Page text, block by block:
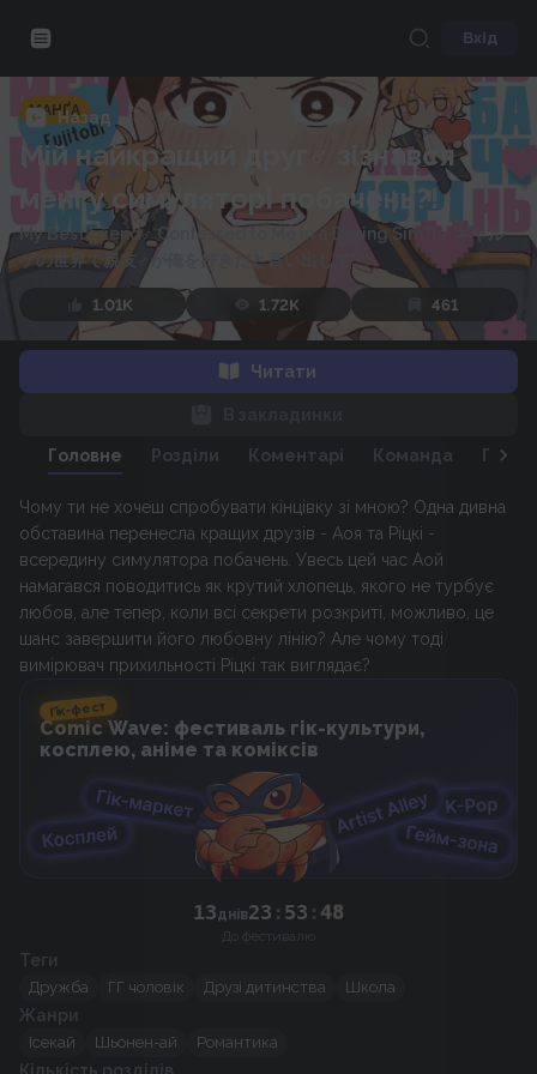
Вхід
Назад
МАНҐА
Мій найкращий друг♂ зізнався
мені у симуляторі побачень?!
My Best Friend♂ Confessed to Me in a Dating Sim?!
ギャル
ゲの世界で親友♂が俺を好きだと言い出して!?
1.01K 1.72K 461
Читати
Головне Розділи Коментарі Команда
Чому ти не хочеш спробувати кінцівку зі мною? Одна дивна
обставина перенесла кращих друзів - Аоя та Ріцкі -
всередину симулятора побачень. Увесь цей час Аой
намагався поводитись як крутий хлопець, якого не турбує
любов, але тепер, коли всі секрети розкриті, можливо, це
шанс завершити його любовну лінію? Але чому тоді
вимірювач прихильності Ріцкі так виглядає?
Гік-фест
Comic Wave: фестиваль гік-культури,
косплею, аніме та коміксів
13днів23 : 53 : 48
До фестивалю
Теги
Дружба ГГ чоловік Друзі дитинства Школа
Жанри
Ісекай Шьонен-ай Романтика